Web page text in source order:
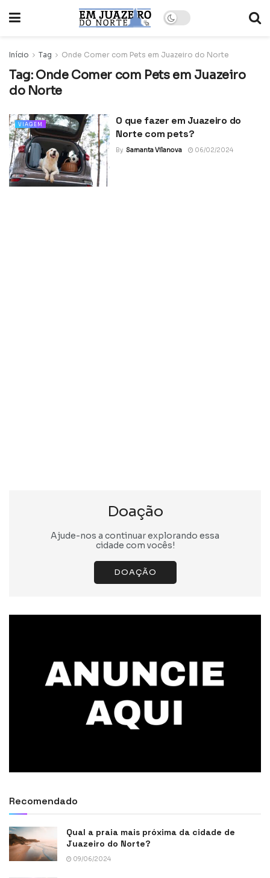
Início Tag Onde Comer com Pets em Juazeiro do Norte
Tag: Onde Comer com Pets em Juazeiro
do Norte
VIAGEM
O que fazer em Juazeiro do
Norte com pets?
By Samanta Vilanova 06/02/2024
Doação
Ajude-nos a continuar explorando essa
cidade com vocês!
DOAÇÃO
Recomendado
Qual a praia mais próxima da cidade de
Juazeiro do Norte?
09/06/2024